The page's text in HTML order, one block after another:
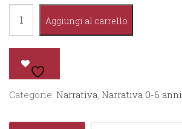
più
bello
mondo
quantità
Aggiungi al carrello
Categorie: Narrativa, Narrativa 0-6 anni